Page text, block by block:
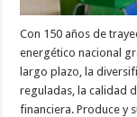
Con 150 años de
energético nacional
largo plazo, la
reguladas, la calidad
financiera. Produce y